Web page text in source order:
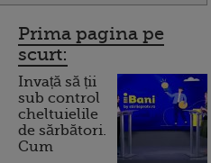
Prima pagina pe
scurt:
Invață să ții
sub control
cheltuielile
de sărbători.
Cum